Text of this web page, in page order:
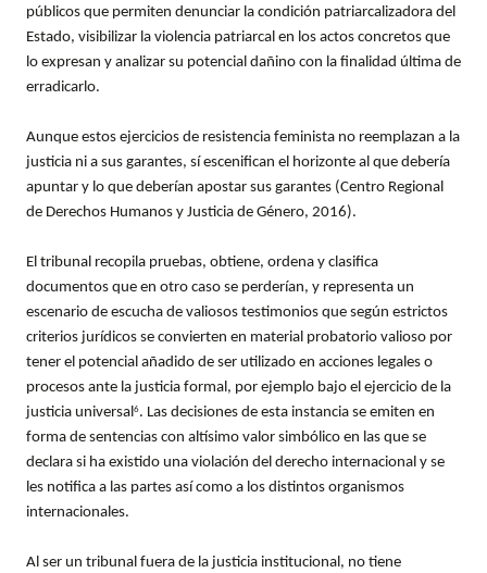
públicos que permiten denunciar la condición patriarcalizadora del
Estado, visibilizar la violencia patriarcal en los actos concretos que
lo expresan y analizar su potencial dañino con la finalidad última de
erradicarlo.
Aunque estos ejercicios de resistencia feminista no reemplazan a la
justicia ni a sus garantes, sí escenifican el horizonte al que debería
apuntar y lo que deberían apostar sus garantes (Centro Regional
de Derechos Humanos y Justicia de Género, 2016).
El tribunal recopila pruebas, obtiene, ordena y clasifica
documentos que en otro caso se perderían, y representa un
escenario de escucha de valiosos testimonios que según estrictos
criterios jurídicos se convierten en material probatorio valioso por
tener el potencial añadido de ser utilizado en acciones legales o
procesos ante la justicia formal, por ejemplo bajo el ejercicio de la
justicia universal6. Las decisiones de esta instancia se emiten en
forma de sentencias con altísimo valor simbólico en las que se
declara si ha existido una violación del derecho internacional y se
les notifica a las partes así como a los distintos organismos
internacionales.
Al ser un tribunal fuera de la justicia institucional, no tiene